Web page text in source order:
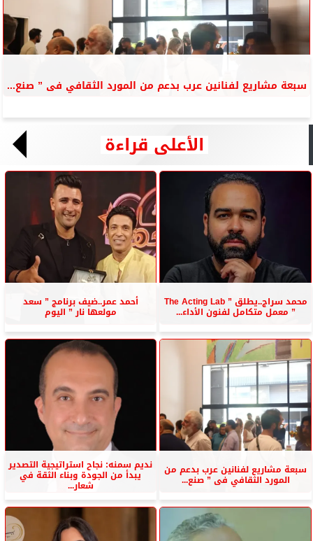
سبعة مشاريع لفنانين عرب بدعم من المورد الثقافي فى ” صنع...
الأعلى قراءة
محمد سراج..يطلق ” The Acting Lab
” معمل متكامل لفنون الأداء...
أحمد عمر..ضيف برنامج ” سعد
مولعها نار ” اليوم
سبعة مشاريع لفنانين عرب بدعم من
المورد الثقافي فى ” صنع...
نديم سمنه: نجاح استراتيجية التصدير
يبدأ من الجودة وبناء الثقة في
شعار...